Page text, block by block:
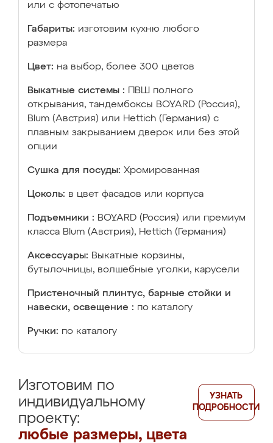
или с фотопечатью
Габариты: изготовим кухню любого
размера
Цвет: на выбор, более 300 цветов
Выкатные системы :
ПВШ полного
открывания, тандембоксы BOYARD (Россия),
Blum (Австрия) или Hettich (Германия) с
плавным закрыванием дверок или без этой
опции
Сушка для посуды: Хромированная
Цоколь: в цвет фасадов или корпуса
Подъемники : BOYARD (Россия) или премиум
класса Blum (Австрия), Hettich (Германия)
Аксессуары: Выкатные корзины,
бутылочницы, волшебные уголки, карусели
Пристеночный плинтус, барные стойки и
навески, освещение : по каталогу
Ручки: по каталогу
Изготовим по
индивидуальному
проекту:
любые размеры, цвета
УЗНАТЬ
ПОДРОБНОСТИ